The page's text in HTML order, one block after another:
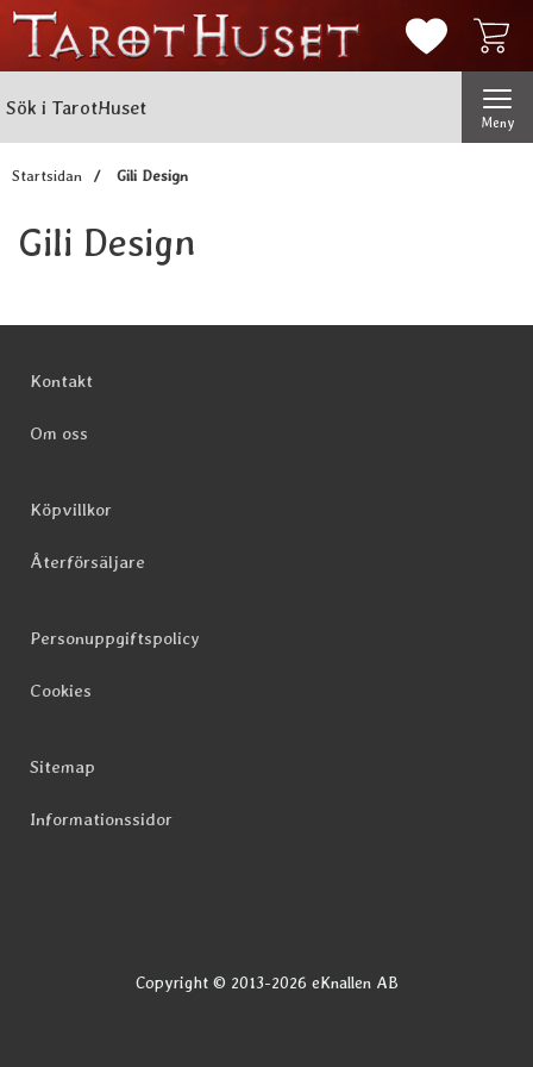
Mina
Meny
Startsidan Gili Design
Gili Design
Kontakt
Om oss
Köpvillkor
Återförsäljare
Personuppgiftspolicy
Cookies
Sitemap
Informationssidor
Copyright © 2013-2026 eKnallen AB